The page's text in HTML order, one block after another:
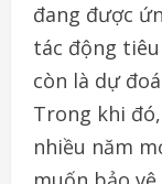
đang được
tác động
còn là dự
Trong khi
nhiều năm